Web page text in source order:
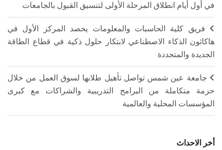
في أول أيام انطلاق المرحلة الأولى لتنسيق القبول بالجامعات
فريق كلية الحاسبات والمعلومات يحصد المركز الأول في
هاكاثون الذكاء الاصطناعي لابتكار حلول ذكية في قطاع الطاقة
الجديدة والمتجددة
جامعة عين شمس تواصل تأهيل طلابها لسوق العمل من خلال
حزمة متكاملة من البرامج التدريبية والشراكات مع كبرى
المؤسسات المحلية والعالمية
أخر الاحداث